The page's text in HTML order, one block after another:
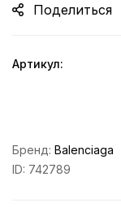
Поделиться
Артикул:
Бренд: Balenciaga
ID: 742789